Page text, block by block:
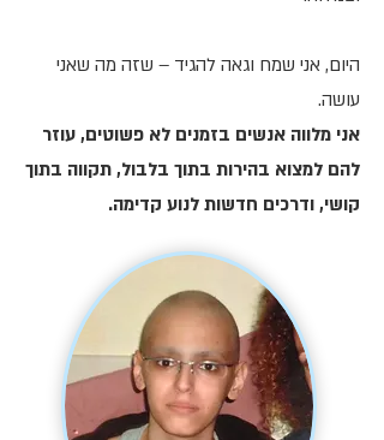
היום, אני שמח וגאה להגיד – שזה מה שאני
עושה.
אני מלווה אנשים בזמנים לא פשוטים, עוזר
להם למצוא בהירות בתוך בלבול, תקווה בתוך
קושי, ודרכים חדשות לנוע קדימה.